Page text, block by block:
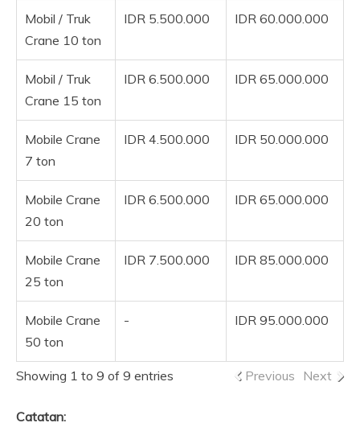
Mobil / Truk
Crane 10 ton
IDR 5.500.000 IDR 60.000.000
Mobil / Truk
Crane 15 ton
IDR 6.500.000 IDR 65.000.000
Mobile Crane
7 ton
IDR 4.500.000 IDR 50.000.000
Mobile Crane
20 ton
IDR 6.500.000 IDR 65.000.000
Mobile Crane
25 ton
IDR 7.500.000 IDR 85.000.000
Mobile Crane
50 ton
- IDR 95.000.000
Showing 1 to 9 of 9 entries Previous Next
Catatan: